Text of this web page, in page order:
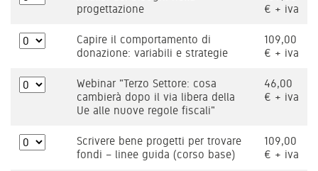
progettazione
€ + iva
Capire il comportamento di
donazione: variabili e strategie
109,00
€ + iva
Webinar "Terzo Settore: cosa
cambierà dopo il via libera della
Ue alle nuove regole fiscali"
46,00
€ + iva
Scrivere bene progetti per trovare
fondi – linee guida (corso base)
109,00
€ + iva